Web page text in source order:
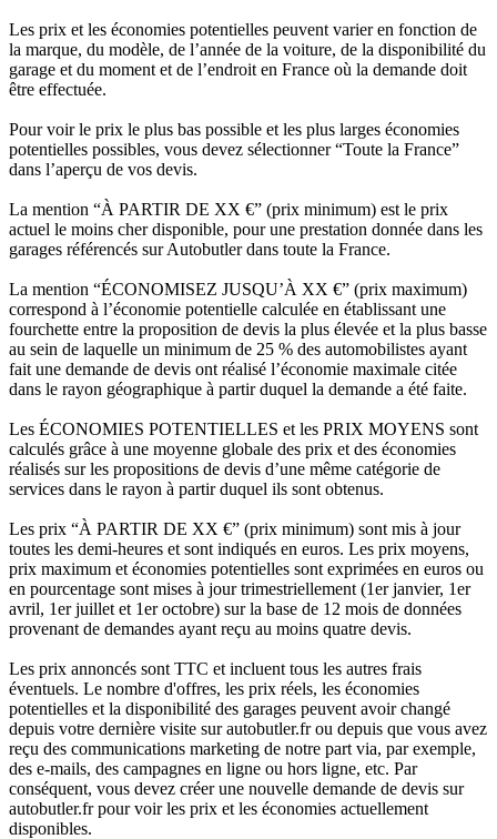
Les prix et les économies potentielles peuvent varier en fonction de
la marque, du modèle, de l’année de la voiture, de la disponibilité du
garage et du moment et de l’endroit en France où la demande doit
être effectuée.
Pour voir le prix le plus bas possible et les plus larges économies
potentielles possibles, vous devez sélectionner “Toute la France”
dans l’aperçu de vos devis.
La mention “À PARTIR DE XX €” (prix minimum) est le prix
actuel le moins cher disponible, pour une prestation donnée dans les
garages référencés sur Autobutler dans toute la France.
La mention “ÉCONOMISEZ JUSQU’À XX €” (prix maximum)
correspond à l’économie potentielle calculée en établissant une
fourchette entre la proposition de devis la plus élevée et la plus basse
au sein de laquelle un minimum de 25 % des automobilistes ayant
fait une demande de devis ont réalisé l’économie maximale citée
dans le rayon géographique à partir duquel la demande a été faite.
Les ÉCONOMIES POTENTIELLES et les PRIX MOYENS sont
calculés grâce à une moyenne globale des prix et des économies
réalisés sur les propositions de devis d’une même catégorie de
services dans le rayon à partir duquel ils sont obtenus.
Les prix “À PARTIR DE XX €” (prix minimum) sont mis à jour
toutes les demi-heures et sont indiqués en euros. Les prix moyens,
prix maximum et économies potentielles sont exprimées en euros ou
en pourcentage sont mises à jour trimestriellement (1er janvier, 1er
avril, 1er juillet et 1er octobre) sur la base de 12 mois de données
provenant de demandes ayant reçu au moins quatre devis.
Les prix annoncés sont TTC et incluent tous les autres frais
éventuels. Le nombre d'offres, les prix réels, les économies
potentielles et la disponibilité des garages peuvent avoir changé
depuis votre dernière visite sur autobutler.fr ou depuis que vous avez
reçu des communications marketing de notre part via, par exemple,
des e-mails, des campagnes en ligne ou hors ligne, etc. Par
conséquent, vous devez créer une nouvelle demande de devis sur
autobutler.fr pour voir les prix et les économies actuellement
disponibles.